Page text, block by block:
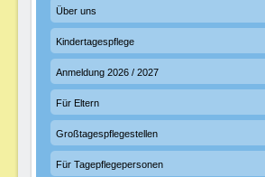
Über uns
Kindertagespflege
Anmeldung 2026 / 2027
Für Eltern
Großtagespflegestellen
Für Tagepflegepersonen